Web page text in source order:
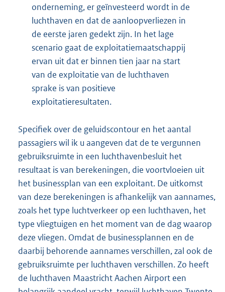
onderneming, er geïnvesteerd wordt in de
luchthaven en dat de aanloopverliezen in
de eerste jaren gedekt zijn. In het lage
scenario gaat de exploitatiemaatschappij
ervan uit dat er binnen tien jaar na start
van de exploitatie van de luchthaven
sprake is van positieve
exploitatieresultaten.
Specifiek over de geluidscontour en het aantal
passagiers wil ik u aangeven dat de te vergunnen
gebruiksruimte in een luchthavenbesluit het
resultaat is van berekeningen, die voortvloeien uit
het businessplan van een exploitant. De uitkomst
van deze berekeningen is afhankelijk van aannames,
zoals het type luchtverkeer op een luchthaven, het
type vliegtuigen en het moment van de dag waarop
deze vliegen. Omdat de businessplannen en de
daarbij behorende aannames verschillen, zal ook de
gebruiksruimte per luchthaven verschillen. Zo heeft
de luchthaven Maastricht Aachen Airport een